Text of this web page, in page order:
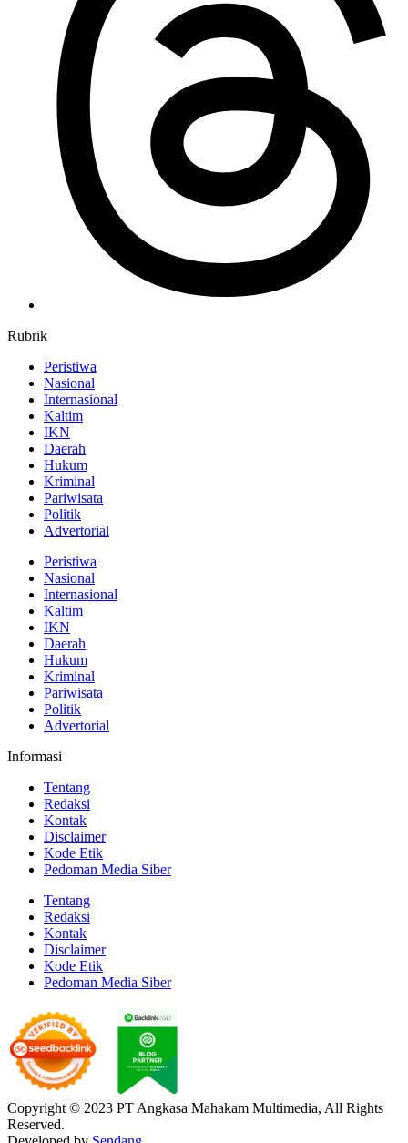
Rubrik
Peristiwa
Nasional
Internasional
Kaltim
IKN
Daerah
Hukum
Kriminal
Pariwisata
Politik
Advertorial
Peristiwa
Nasional
Internasional
Kaltim
IKN
Daerah
Hukum
Kriminal
Pariwisata
Politik
Advertorial
Informasi
Tentang
Redaksi
Kontak
Disclaimer
Kode Etik
Pedoman Media Siber
Tentang
Redaksi
Kontak
Disclaimer
Kode Etik
Pedoman Media Siber
Copyright © 2023 PT Angkasa Mahakam Multimedia, All Rights
Reserved.